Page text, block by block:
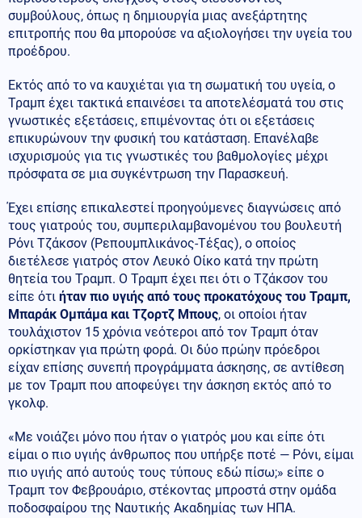
συμβούλους, όπως η δημιουργία μιας ανεξάρτητης
επιτροπής που θα μπορούσε να αξιολογήσει την υγεία του
προέδρου.
Εκτός από το να καυχιέται για τη σωματική του υγεία, ο
Τραμπ έχει τακτικά επαινέσει τα αποτελέσματά του στις
γνωστικές εξετάσεις, επιμένοντας ότι οι εξετάσεις
επικυρώνουν την φυσική του κατάσταση. Επανέλαβε
ισχυρισμούς για τις γνωστικές του βαθμολογίες μέχρι
πρόσφατα σε μια συγκέντρωση την Παρασκευή.
Έχει επίσης επικαλεστεί προηγούμενες διαγνώσεις από
τους γιατρούς του, συμπεριλαμβανομένου του βουλευτή
Ρόνι Τζάκσον (Ρεπουμπλικάνος-Τέξας), ο οποίος
διετέλεσε γιατρός στον Λευκό Οίκο κατά την πρώτη
θητεία του Τραμπ. Ο Τραμπ έχει πει ότι ο Τζάκσον του
είπε ότι ήταν πιο υγιής από τους προκατόχους του Τραμπ,
Μπαράκ Ομπάμα και Τζορτζ Μπους, οι οποίοι ήταν
τουλάχιστον 15 χρόνια νεότεροι από τον Τραμπ όταν
ορκίστηκαν για πρώτη φορά. Οι δύο πρώην πρόεδροι
είχαν επίσης συνεπή προγράμματα άσκησης, σε αντίθεση
με τον Τραμπ που αποφεύγει την άσκηση εκτός από το
γκολφ.
«Με νοιάζει μόνο που ήταν ο γιατρός μου και είπε ότι
είμαι ο πιο υγιής άνθρωπος που υπήρξε ποτέ — Ρόνι, είμαι
πιο υγιής από αυτούς τους τύπους εδώ πίσω;» είπε ο
Τραμπ τον Φεβρουάριο, στέκοντας μπροστά στην ομάδα
ποδοσφαίρου της Ναυτικής Ακαδημίας των ΗΠΑ.